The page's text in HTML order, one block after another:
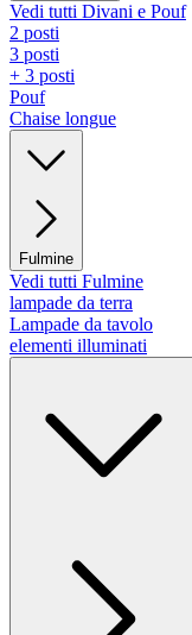
Vedi tutti Divani e Pouf
2 posti
3 posti
+ 3 posti
Pouf
Chaise longue
Fulmine
Vedi tutti Fulmine
lampade da terra
Lampade da tavolo
elementi illuminati